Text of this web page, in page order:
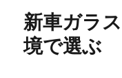
新車ガラ
境で選ぶ